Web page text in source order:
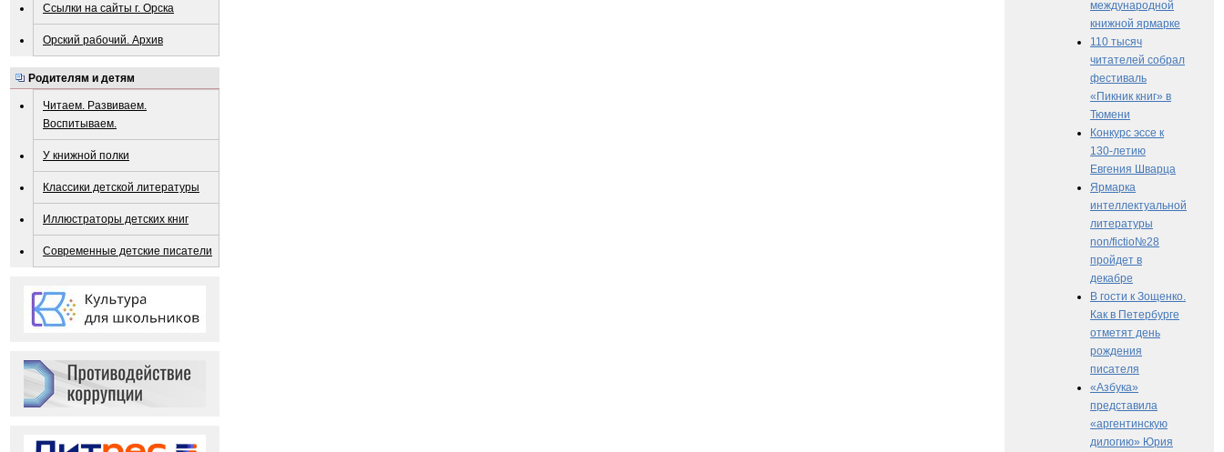
Ссылки на сайты г. Орска
Орский рабочий. Архив
Родителям и детям
Читаем. Развиваем.
Воспитываем.
У книжной полки
Классики детской литературы
Иллюстраторы детских книг
Современные детские писатели
международной
книжной ярмарке
110 тысяч
читателей собрал
фестиваль
«Пикник книг» в
Тюмени
Конкурс эссе к
130-летию
Евгения Шварца
Ярмарка
интеллектуальной
литературы
non/fictio№28
пройдет в
декабре
В гости к Зощенко.
Как в Петербурге
отметят день
рождения
писателя
«Азбука»
представила
«аргентинскую
дилогию» Юрия